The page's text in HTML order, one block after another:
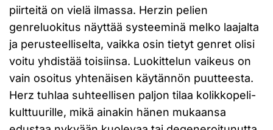
piirteitä on vielä ilmassa. Herzin pelien
genreluokitus näyttää systeeminä melko laajalta
ja perusteelliselta, vaikka osin tietyt genret olisi
voitu yhdistää toisiinsa. Luokittelun vaikeus on
vain osoitus yhtenäisen käytännön puutteesta.
Herz tuhlaa suhteellisen paljon tilaa kolikkopeli-
kulttuurille, mikä ainakin hänen mukaansa